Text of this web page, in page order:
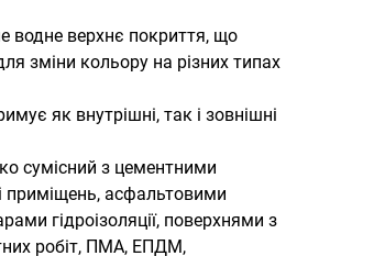
водне верхнє покриття, що
зміни кольору на різних типах
як внутрішні, так і зовнішні
сумісний з цементними
приміщень, асфальтовими
гідроізоляції, поверхнями з
робіт, ПМА, ЕПДМ,